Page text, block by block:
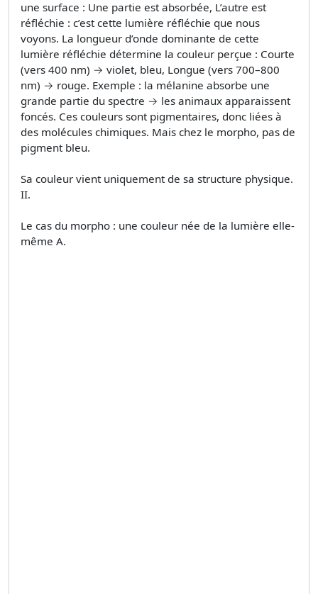
une surface : Une partie est absorbée, L’autre est
réfléchie : c’est cette lumière réfléchie que nous
voyons. La longueur d’onde dominante de cette
lumière réfléchie détermine la couleur perçue : Courte
(vers 400 nm) → violet, bleu, Longue (vers 700–800
nm) → rouge. Exemple : la mélanine absorbe une
grande partie du spectre → les animaux apparaissent
foncés. Ces couleurs sont pigmentaires, donc liées à
des molécules chimiques. Mais chez le morpho, pas de
pigment bleu.
Sa couleur vient uniquement de sa structure physique.
II.
Le cas du morpho : une couleur née de la lumière elle-
même A.